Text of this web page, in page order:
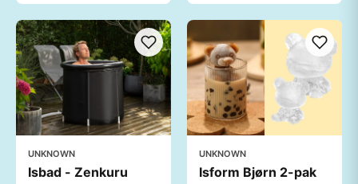
UNKNOWN
Isbad - Zenkuru
UNKNOWN
Isform Bjørn 2-pak